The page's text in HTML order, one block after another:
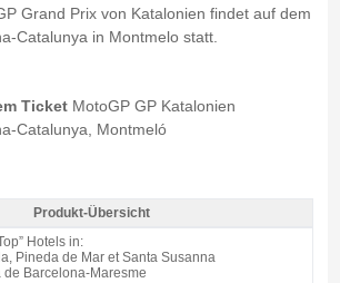
Grand Prix von Katalonien findet auf dem
Catalunya in Montmelo statt.
TicketMotoGP GP Katalonien
Catalunya, Montmeló
Katalonien, Hotels Htop 4* / 2 Nächte Z/F - Produkt-
Übersicht
Produkt-Übersicht
Hotels in:
Pineda de Mar et Santa Susanna
de Barcelona-Maresme